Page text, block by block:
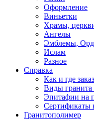
Оформление
Виньетки
Храмы,
Ангелы
Эмблемы,
Ислам
Разное
Справка
Как и где
Виды гранита
Эпитафии на
Сертификаты
Гранитополимер